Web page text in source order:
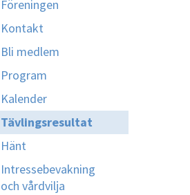
Föreningen
Kontakt
Bli medlem
Program
Kalender
Tävlingsresultat
Hänt
Intressebevakning
och vårdvilja